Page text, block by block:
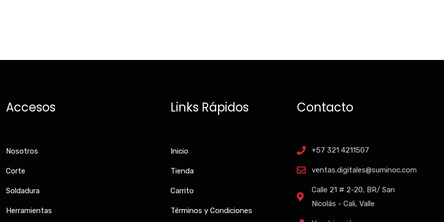
Accesos
Nosotros
Corte
Soldadura
Herramientas
Links Rápidos
Inicio
Tienda
Carrito
Términos y Condiciones
Contacto
+57 321 4211507
ventas.digitales@suminoc.com
Calle 21 # 2-20, BR/ San
Nicolás - Cali, Valle